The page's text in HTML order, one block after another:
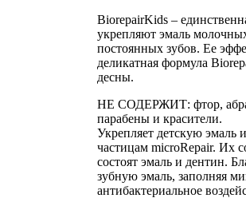
BiorepairKids –
укрепляют эмаль
постоянных зубов. Ее
деликатная формула
десны.
НЕ СОДЕРЖИТ: фтор,
парабены и красители.
Укрепляет детскую эмаль
частицам microRepair. Их
состоят эмаль и дентин.
зубную эмаль, заполняя
антибактериальное